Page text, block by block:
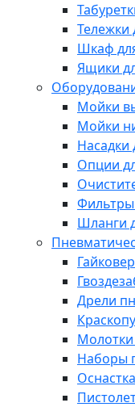
Тележки
Шкаф
Ящики
Мойки
Мойки
Насадки
Опции
Шланги
Дрели
Наборы